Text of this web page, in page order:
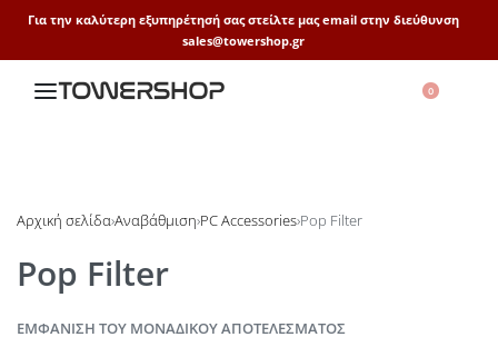
Για την καλύτερη εξυπηρέτησή σας στείλτε μας email στην διεύθυνση
sales@towershop.gr
0
Αρχική σελίδα›Αναβάθμιση›PC Accessories›Pop Filter
Pop Filter
ΕΜΦΆΝΙΣΗ ΤΟΥ ΜΟΝΑΔΙΚΟΎ ΑΠΟΤΕΛΈΣΜΑΤΟΣ